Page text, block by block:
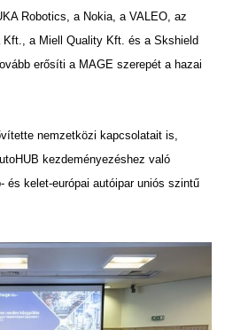
Robotics, a Nokia, a VALEO, az
Kft., a Miell Quality Kft. és a Skshield
erősíti a MAGE szerepét a hazai
nemzetközi kapcsolatait is,
kezdeményezéshez való
és kelet-európai autóipar uniós szintű